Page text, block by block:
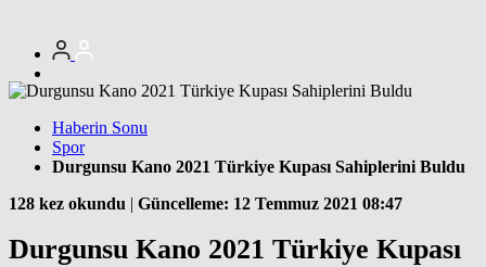
Haberin Sonu
Spor
Durgunsu Kano 2021 Türkiye Kupası Sahiplerini Buldu
128 kez okundu | Güncelleme: 12 Temmuz 2021 08:47
Durgunsu Kano 2021 Türkiye Kupası